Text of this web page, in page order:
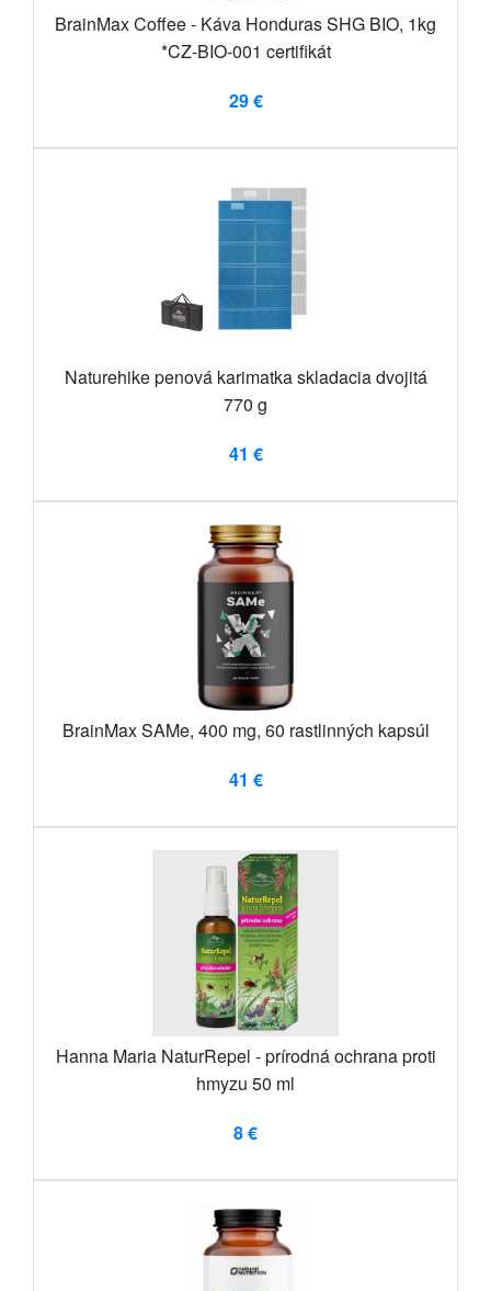
BrainMax Coffee - Káva Honduras SHG BIO, 1kg
*CZ-BIO-001 certifikát
29 €
Naturehike penová karimatka skladacia dvojitá
770 g
41 €
BrainMax SAMe, 400 mg, 60 rastlinných kapsúl
41 €
Hanna Maria NaturRepel - prírodná ochrana proti
hmyzu 50 ml
8 €